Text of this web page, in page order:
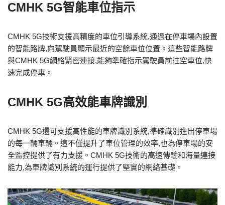
CMHK 5G智能車位指示
CMHK 5G技術支援高精度的車位引導系統,通過在停車場內設置
的智能路牌,向駕駛員顯示最近的空餘車位位置。這些智能路牌
與CMHK 5G網絡緊密連接,能夠準確指示駕駛員前往空車位,快
速完成停車。
CMHK 5G高效能車牌識別
CMHK 5G還可支援高性能的車牌識別系統,準確識別進出停車場
的每一輛車輛。這不僅提升了車位管理的效率,也為停車場的安
全監控提供了有力支援。CMHK 5G技術的高速傳輸和海量連接
能力,為車牌識別系統的運行提供了堅實的網絡基礎。